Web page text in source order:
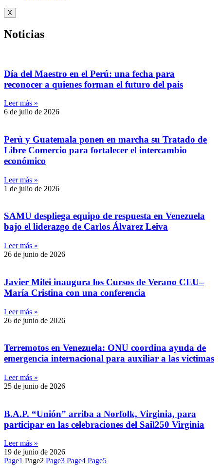
X
Noticias
Día del Maestro en el Perú: una fecha para
reconocer a quienes forman el futuro del país
Leer más »
6 de julio de 2026
Perú y Guatemala ponen en marcha su Tratado de
Libre Comercio para fortalecer el intercambio
económico
Leer más »
1 de julio de 2026
SAMU despliega equipo de respuesta en Venezuela
bajo el liderazgo de Carlos Álvarez Leiva
Leer más »
26 de junio de 2026
Javier Milei inaugura los Cursos de Verano CEU–
María Cristina con una conferencia
Leer más »
26 de junio de 2026
Terremotos en Venezuela: ONU coordina ayuda de
emergencia internacional para auxiliar a las víctimas
Leer más »
25 de junio de 2026
B.A.P. “Unión” arriba a Norfolk, Virginia, para
participar en las celebraciones del Sail250 Virginia
Leer más »
19 de junio de 2026
Page1 Page2 Page3 Page4 Page5